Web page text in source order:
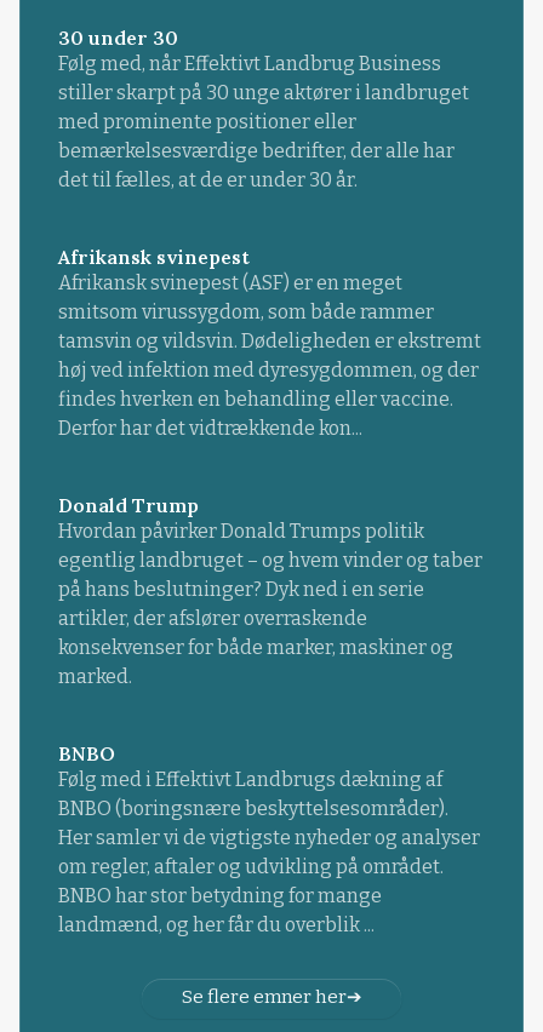
30 under 30
Følg med, når Effektivt Landbrug Business
stiller skarpt på 30 unge aktører i landbruget
med prominente positioner eller
bemærkelsesværdige bedrifter, der alle har
det til fælles, at de er under 30 år.
Afrikansk svinepest
Afrikansk svinepest (ASF) er en meget
smitsom virussygdom, som både rammer
tamsvin og vildsvin. Dødeligheden er ekstremt
høj ved infektion med dyresygdommen, og der
findes hverken en behandling eller vaccine.
Derfor har det vidtrækkende kon...
Donald Trump
Hvordan påvirker Donald Trumps politik
egentlig landbruget – og hvem vinder og taber
på hans beslutninger? Dyk ned i en serie
artikler, der afslører overraskende
konsekvenser for både marker, maskiner og
marked.
BNBO
Følg med i Effektivt Landbrugs dækning af
BNBO (boringsnære beskyttelsesområder).
Her samler vi de vigtigste nyheder og analyser
om regler, aftaler og udvikling på området.
BNBO har stor betydning for mange
landmænd, og her får du overblik ...
Se flere emner her